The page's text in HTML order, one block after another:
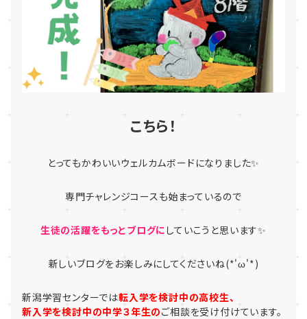
こちら！
とってもかわいいウェルカムボードになりました✨
専門チャレンジコースも始まっているので
生徒の活躍をもっとブログに していこうと思います✨
新しいブログをお楽しみにしてくださいね(*'ω'*)
新潟学習センターでは転入学を検討中の高校生、
新入学を検討中の中学３年生のご相談を受け付けています。